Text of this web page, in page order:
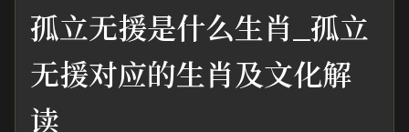
孤立无援是什么生肖_孤立
无援对应的生肖及文化解
读